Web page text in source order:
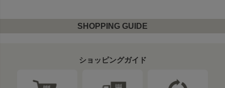
SHOPPING GUIDE
ショッピングガイド